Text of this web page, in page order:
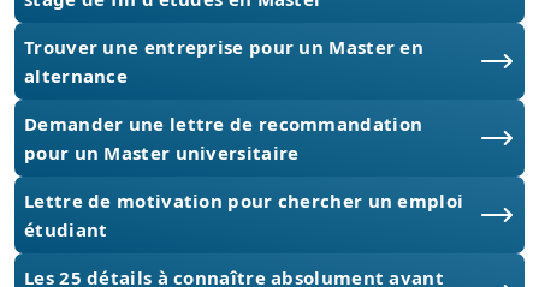
Trouver une entreprise pour un Master en
alternance
Demander une lettre de recommandation
pour un Master universitaire
Lettre de motivation pour chercher un emploi
étudiant
Les 25 détails à connaître absolument avant